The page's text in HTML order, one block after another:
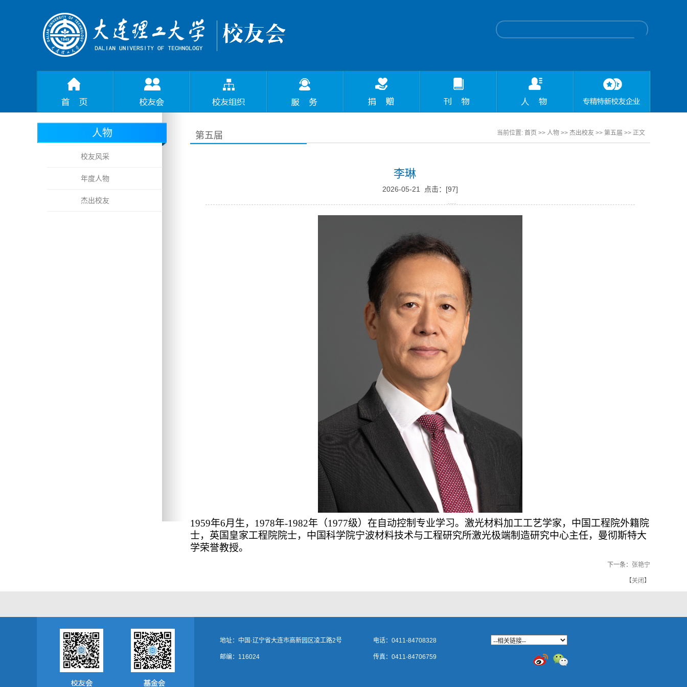
人物
校友风采
年度人物
杰出校友
第五届 当前位置: 首页 >> 人物 >> 杰出校友 >> 第五届 >> 正文
李琳
2026-05-21 点击：[97]
1959年6月生，1978年-1982年（1977级）在自动控制专业学习。激光材料加工工艺学家，中国工程院外籍院
士，英国皇家工程院院士，中国科学院宁波材料技术与工程研究所激光极端制造研究中心主任，曼彻斯特大
学荣誉教授。
下一条： 张艳宁
【关闭 】
地址：中国·辽宁省大连市高新园区凌工路2号
邮编：116024
电话：0411-84708328
传真：0411-84706759